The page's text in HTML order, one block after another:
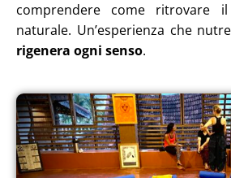
comprendere come ritrovare
naturale. Un’esperienza che
rigenera ogni senso.